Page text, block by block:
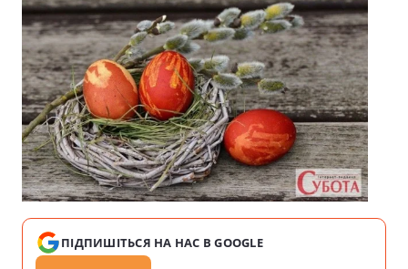
ПІДПИШІТЬСЯ НА НАС В GOOGLE